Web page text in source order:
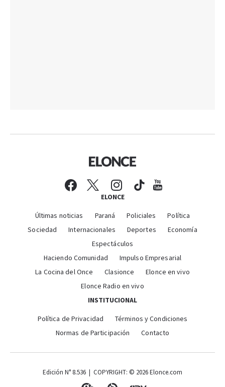
ELONCE
Últimas noticias Paraná Policiales
Política
Sociedad
Internacionales Deportes
Economía
Espectáculos
Haciendo Comunidad
Impulso Empresarial
La Cocina del Once
Clasionce
Elonce en vivo
Elonce Radio en vivo
INSTITUCIONAL
Política de Privacidad
Términos y Condiciones
Normas de Participación
Contacto
Edición N° 8.536 | COPYRIGHT: © 2026 Elonce.com